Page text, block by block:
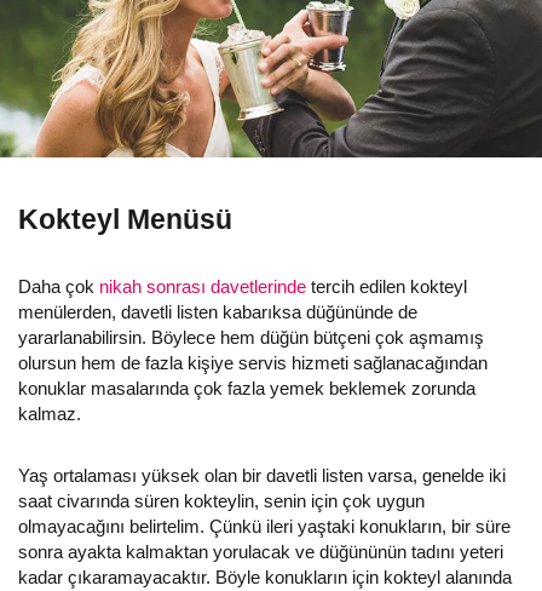
Kokteyl Menüsü
Daha çok nikah sonrası davetlerinde tercih edilen kokteyl
menülerden, davetli listen kabarıksa düğününde de
yararlanabilirsin. Böylece hem düğün bütçeni çok aşmamış
olursun hem de fazla kişiye servis hizmeti sağlanacağından
konuklar masalarında çok fazla yemek beklemek zorunda
kalmaz.
Yaş ortalaması yüksek olan bir davetli listen varsa, genelde iki
saat civarında süren kokteylin, senin için çok uygun
olmayacağını belirtelim. Çünkü ileri yaştaki konukların, bir süre
sonra ayakta kalmaktan yorulacak ve düğününün tadını yeteri
kadar çıkaramayacaktır. Böyle konukların için kokteyl alanında